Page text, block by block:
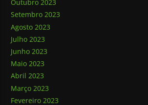
Outubro 2023
Setembro 2023
Agosto 2023
Julho 2023
Junho 2023
Maio 2023
Abril 2023
Março 2023
Fevereiro 2023